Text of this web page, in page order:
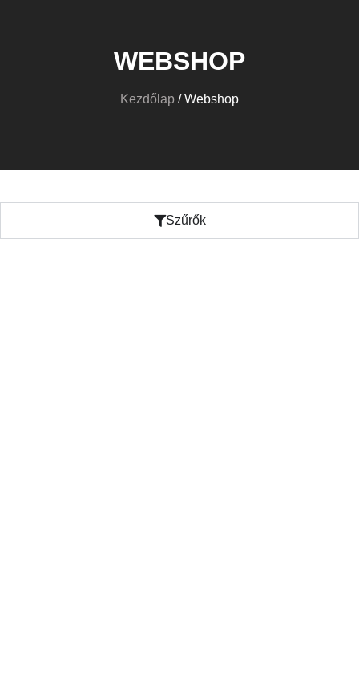
WEBSHOP
Kezdőlap / Webshop
Szűrők